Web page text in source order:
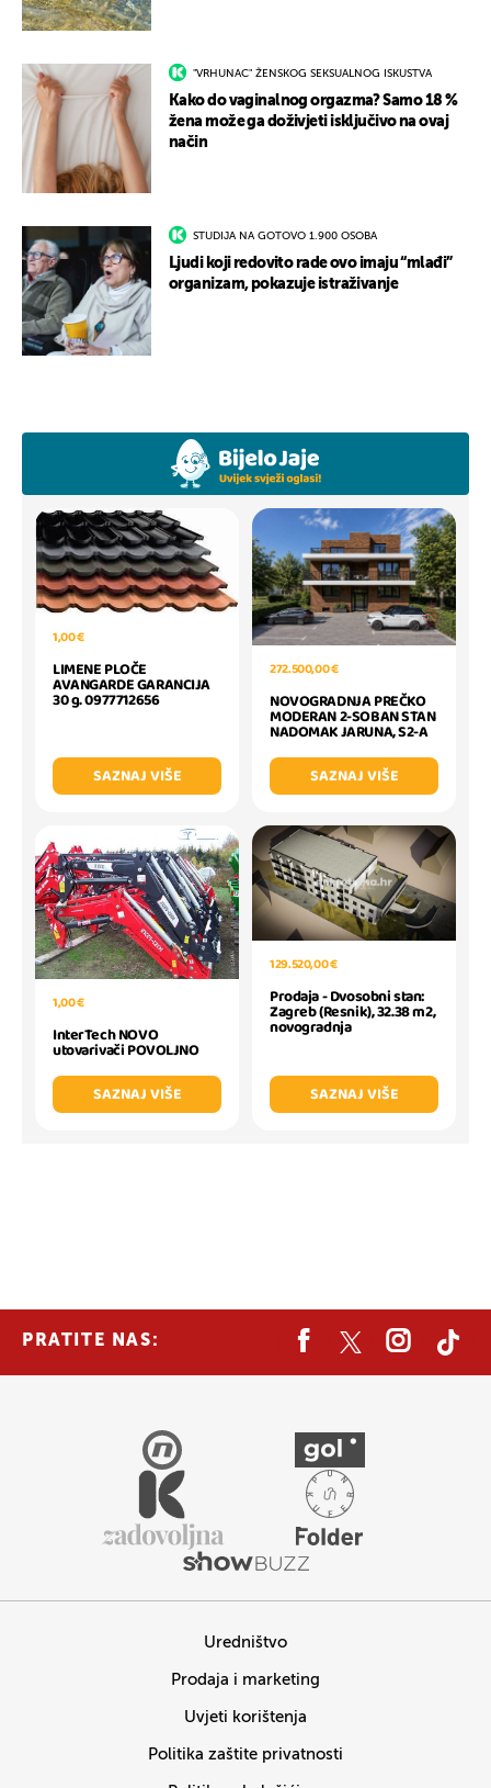
"VRHUNAC" ŽENSKOG SEKSUALNOG ISKUSTVA
Kako do vaginalnog orgazma? Samo 18 %
žena može ga doživjeti isključivo na ovaj
način
STUDIJA NA GOTOVO 1.900 OSOBA
Ljudi koji redovito rade ovo imaju “mlađi”
organizam, pokazuje istraživanje
1,00 €
LIMENE PLOČE
AVANGARDE GARANCIJA
30 g. 0977712656
SAZNAJ VIŠE
272.500,00 €
NOVOGRADNJA PREČKO
MODERAN 2-SOBAN STAN
NADOMAK JARUNA, S2-A
SAZNAJ VIŠE
1,00 €
InterTech NOVO
utovarivači POVOLJNO
SAZNAJ VIŠE
129.520,00 €
Prodaja - Dvosobni stan:
Zagreb (Resnik), 32.38 m2,
novogradnja
SAZNAJ VIŠE
PRATITE NAS:
Uredništvo
Prodaja i marketing
Uvjeti korištenja
Politika zaštite privatnosti